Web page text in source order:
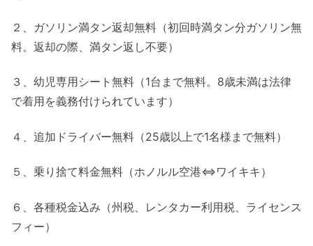
２、ガソリン満タン返却無料（初回時満タン分ガソリン無
料。返却の際、満タン返し不要）
３、幼児専用シート無料（1台まで無料。8歳未満は法律
で着用を義務付けられています）
４、追加ドライバー無料（25歳以上で1名様まで無料）
５、乗り捨て料金無料（ホノルル空港⇔ワイキキ）
６、各種税金込み（州税、レンタカー利用税、ライセンス
フィー）